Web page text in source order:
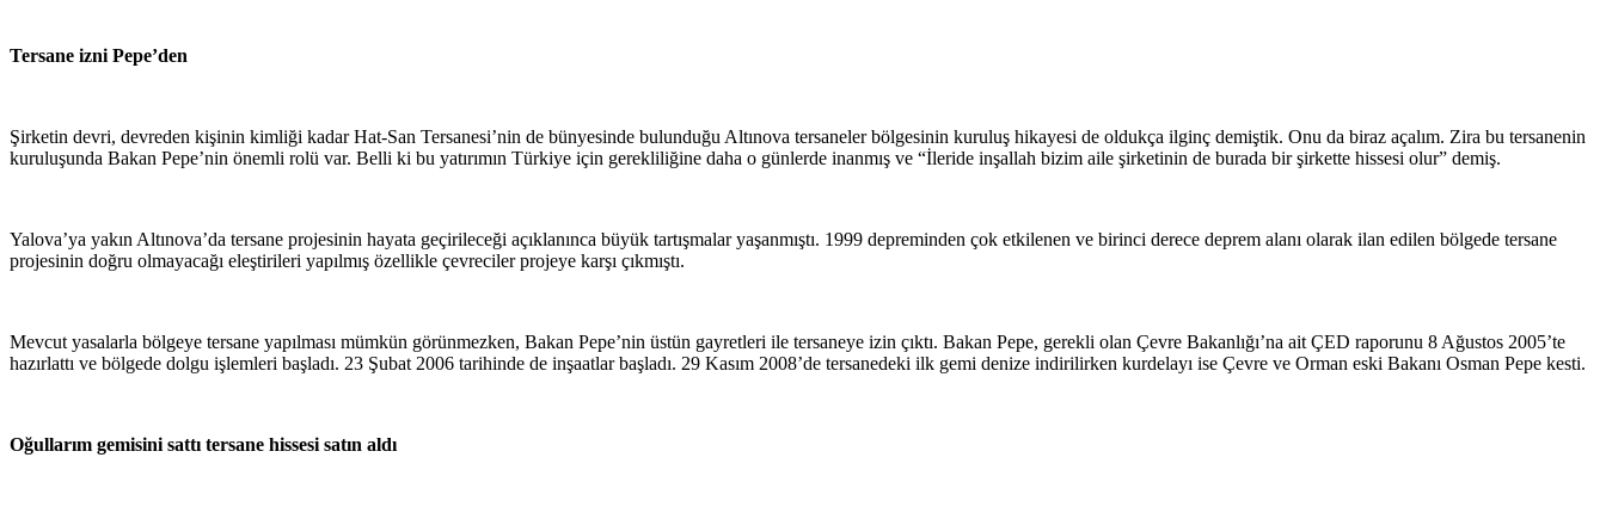
Tersane izni Pepe’den
Şirketin devri, devreden kişinin kimliği kadar Hat-San Tersanesi’nin de bünyesinde bulunduğu Altınova tersaneler bölgesinin kuruluş hikayesi de oldukça ilginç demiştik. Onu da biraz açalım. Zira bu tersanenin
kuruluşunda Bakan Pepe’nin önemli rolü var. Belli ki bu yatırımın Türkiye için gerekliliğine daha o günlerde inanmış ve “İleride inşallah bizim aile şirketinin de burada bir şirkette hissesi olur” demiş.
Yalova’ya yakın Altınova’da tersane projesinin hayata geçirileceği açıklanınca büyük tartışmalar yaşanmıştı. 1999 depreminden çok etkilenen ve birinci derece deprem alanı olarak ilan edilen bölgede tersane
projesinin doğru olmayacağı eleştirileri yapılmış özellikle çevreciler projeye karşı çıkmıştı.
Mevcut yasalarla bölgeye tersane yapılması mümkün görünmezken, Bakan Pepe’nin üstün gayretleri ile tersaneye izin çıktı. Bakan Pepe, gerekli olan Çevre Bakanlığı’na ait ÇED raporunu 8 Ağustos 2005’te
hazırlattı ve bölgede dolgu işlemleri başladı. 23 Şubat 2006 tarihinde de inşaatlar başladı. 29 Kasım 2008’de tersanedeki ilk gemi denize indirilirken kurdelayı ise Çevre ve Orman eski Bakanı Osman Pepe kesti.
Oğullarım gemisini sattı tersane hissesi satın aldı